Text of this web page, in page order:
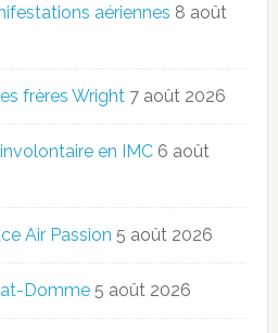
aériennes 8 août
frères Wright 7 août 2026
en IMC 6 août
Air Passion 5 août 2026
Domme 5 août 2026